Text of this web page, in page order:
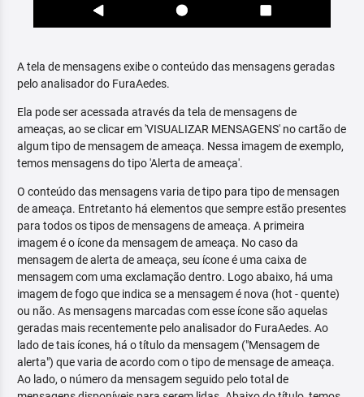
A tela de mensagens exibe o conteúdo das mensagens geradas
pelo analisador do FuraAedes.
Ela pode ser acessada através da tela de mensagens de
ameaças, ao se clicar em 'VISUALIZAR MENSAGENS' no cartão de
algum tipo de mensagem de ameaça. Nessa imagem de exemplo,
temos mensagens do tipo 'Alerta de ameaça'.
O conteúdo das mensagens varia de tipo para tipo de mensagen
de ameaça. Entretanto há elementos que sempre estão presentes
para todos os tipos de mensagens de ameaça. A primeira
imagem é o ícone da mensagem de ameaça. No caso da
mensagem de alerta de ameaça, seu ícone é uma caixa de
mensagem com uma exclamação dentro. Logo abaixo, há uma
imagem de fogo que indica se a mensagem é nova (hot - quente)
ou não. As mensagens marcadas com esse ícone são aquelas
geradas mais recentemente pelo analisador do FuraAedes. Ao
lado de tais ícones, há o título da mensagem ("Mensagem de
alerta") que varia de acordo com o tipo de mensage de ameaça.
Ao lado, o número da mensagem seguido pelo total de